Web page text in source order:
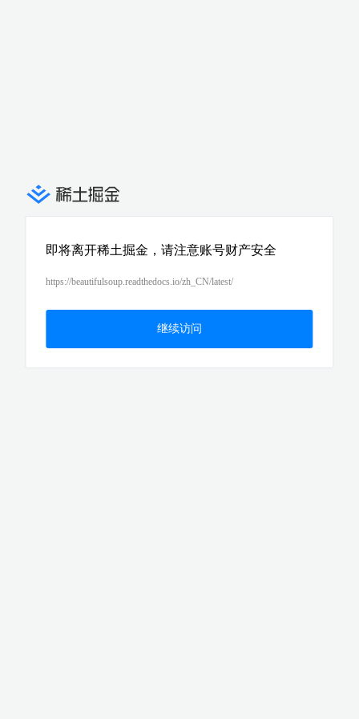
即将离开稀土掘金，请注意账号财产安全
https://beautifulsoup.readthedocs.io/zh_CN/latest/
继续访问